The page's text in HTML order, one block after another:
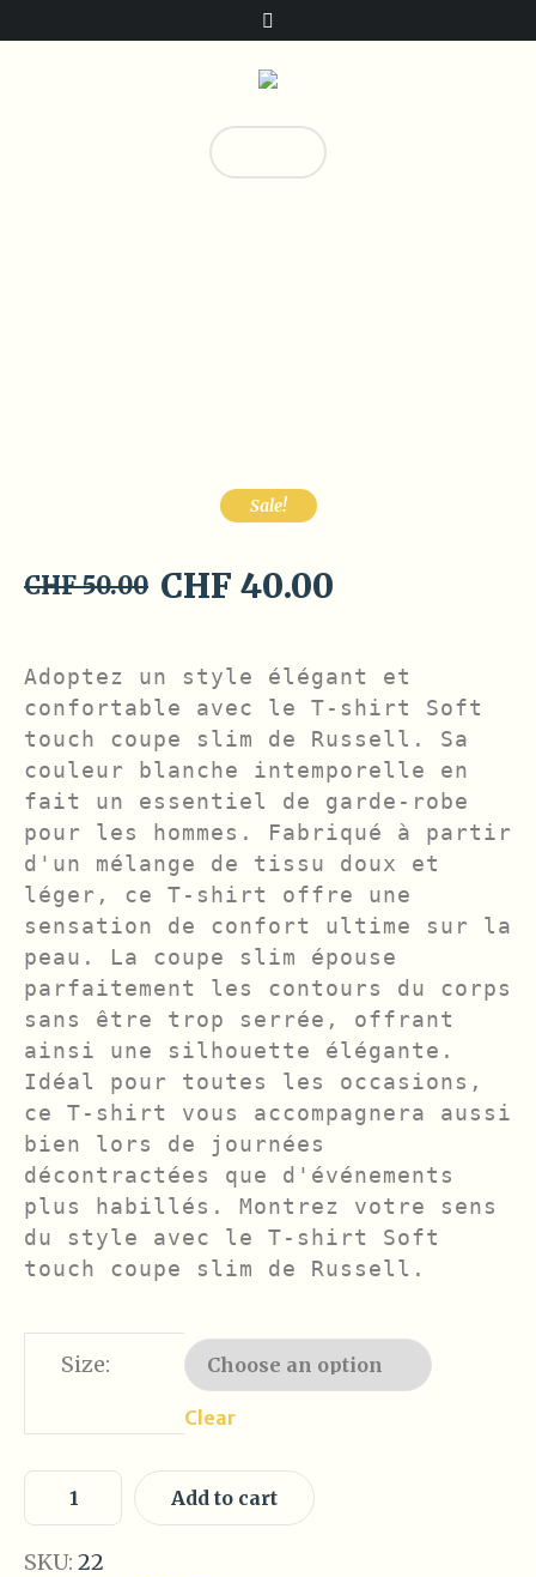
Sale!
CHF 50.00 Original
was:
CHF 50.00.
CHF 40.00
is:
CHF 40.00.
Adoptez un style élégant et
confortable avec le T-shirt Soft
touch coupe slim de Russell. Sa
couleur blanche intemporelle en
fait un essentiel de garde-robe
pour les hommes. Fabriqué à partir
d'un mélange de tissu doux et
léger, ce T-shirt offre une
sensation de confort ultime sur la
peau. La coupe slim épouse
parfaitement les contours du corps
sans être trop serrée, offrant
ainsi une silhouette élégante.
Idéal pour toutes les occasions,
ce T-shirt vous accompagnera aussi
bien lors de journées
décontractées que d'événements
plus habillés. Montrez votre sens
du style avec le T-shirt Soft
touch coupe slim de Russell.
Size:
Clear
Add to cart
SKU: 22